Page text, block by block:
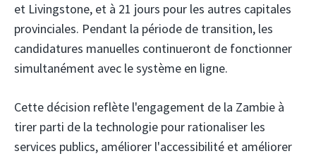
et Livingstone, et à 21 jours pour les autres capitales
provinciales. Pendant la période de transition, les
candidatures manuelles continueront de fonctionner
simultanément avec le système en ligne.
Cette décision reflète l'engagement de la Zambie à
tirer parti de la technologie pour rationaliser les
services publics, améliorer l'accessibilité et améliorer